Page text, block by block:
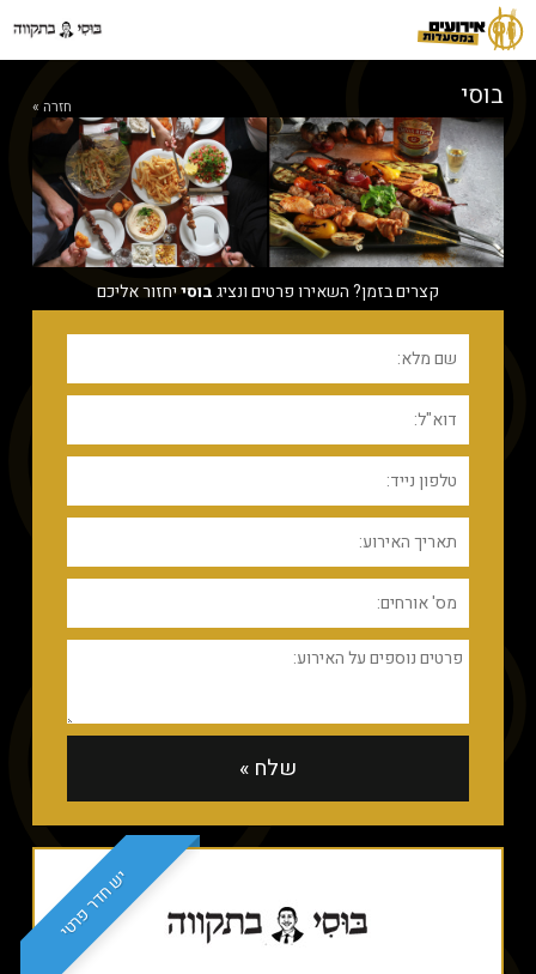
חזרה » בוסי
קצרים בזמן? השאירו פרטים ונציגבוסייחזור אליכם
יש חדר פרטי